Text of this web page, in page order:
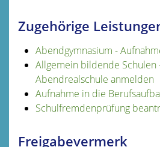
Zugehörige
Abendgymnasium -
Allgemein bildende Schulen
Abendrealschule anmelden
Aufnahme in die
Schulfremdenprüfung
Freigabevermerk